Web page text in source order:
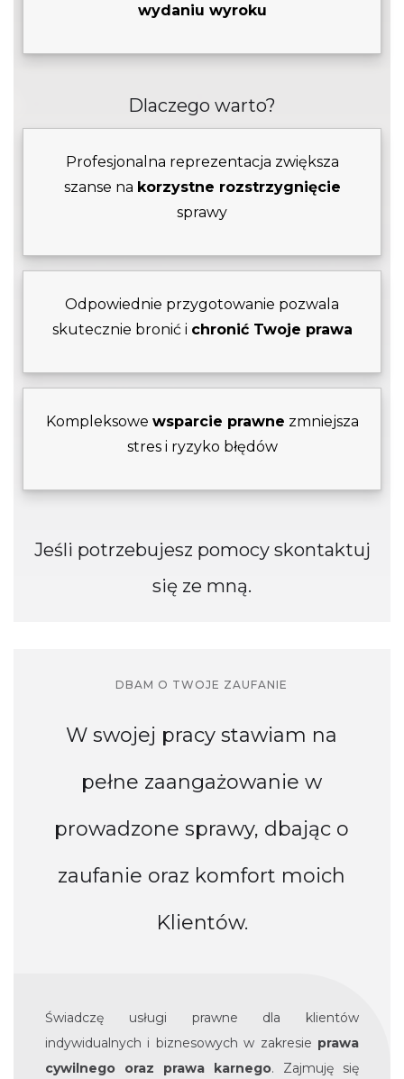
wydaniu wyroku
Dlaczego warto?
Profesjonalna reprezentacja zwiększa
szanse na korzystne rozstrzygnięcie
sprawy
Odpowiednie przygotowanie pozwala
skutecznie bronić i chronić Twoje prawa
Kompleksowe wsparcie prawne zmniejsza
stres i ryzyko błędów
Jeśli potrzebujesz pomocy skontaktuj
się ze mną.
DBAM O TWOJE ZAUFANIE
W swojej pracy stawiam na
pełne zaangażowanie w
prowadzone sprawy, dbając o
zaufanie oraz komfort moich
Klientów.
Świadczę usługi prawne dla klientów
indywidualnych i biznesowych w zakresie prawa
cywilnego oraz prawa karnego. Zajmuję się